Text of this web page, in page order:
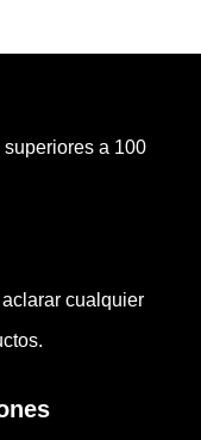
a 100
cualquier